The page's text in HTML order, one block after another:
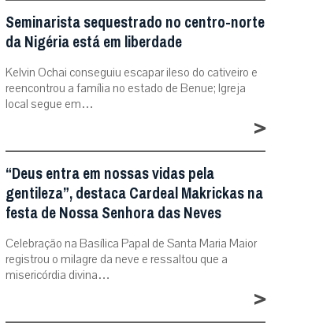
Seminarista sequestrado no centro-norte
da Nigéria está em liberdade
Kelvin Ochai conseguiu escapar ileso do cativeiro e
reencontrou a família no estado de Benue; Igreja
local segue em…
>
“Deus entra em nossas vidas pela
gentileza”, destaca Cardeal Makrickas na
festa de Nossa Senhora das Neves
Celebração na Basílica Papal de Santa Maria Maior
registrou o milagre da neve e ressaltou que a
misericórdia divina…
>